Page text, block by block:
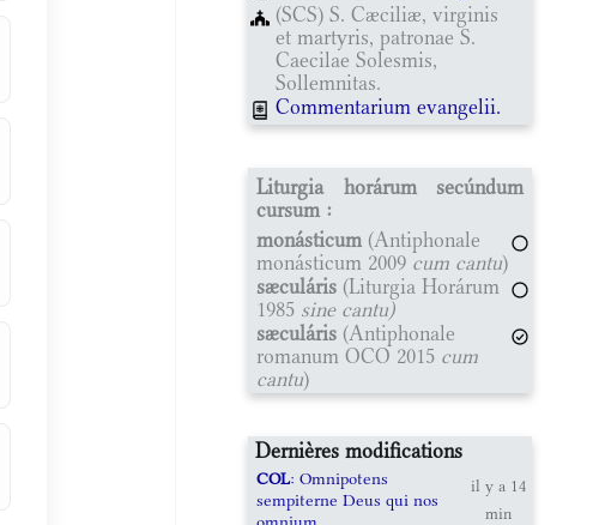
(SCS) S. Cæciliæ, virginis
et martyris, patronae S.
Caecilae Solesmis,
Sollemnitas.
Commentarium evangelii.
Liturgia horárum secúndum
cursum :
monásticum (Antiphonale
monásticum 2009 cum cantu)
sæculáris (Liturgia Horárum
1985 sine cantu)
sæculáris (Antiphonale
romanum OCO 2015 cum
cantu)
Dernières modifications
COL: Omnipotens
sempiterne Deus qui nos
il y a 14
min